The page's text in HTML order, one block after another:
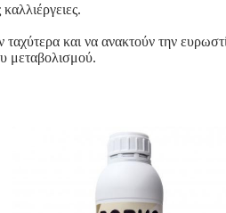
και να ανακτούν την
μεταβολισμού.